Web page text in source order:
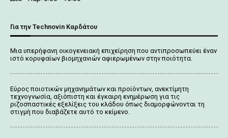
Για την Technovin Καρδάτου
Μια υπερήφανη οικογενειακή επιχείρηση που αντιπροσωπεύει έναν
ιστό κορυφαίων βιομηχανιών αφιερωμένων στην ποιότητα.
Εύρος ποιοτικών μηχανημάτων και προϊόντων, ανεκτίμητη
τεχνογνωσία, αξιόπιστη και έγκαιρη ενημέρωση για τις
ριζοσπαστικές εξελίξεις του κλάδου όπως διαμορφώνονται τη
στιγμή που διαβάζετε αυτό το κείμενο.